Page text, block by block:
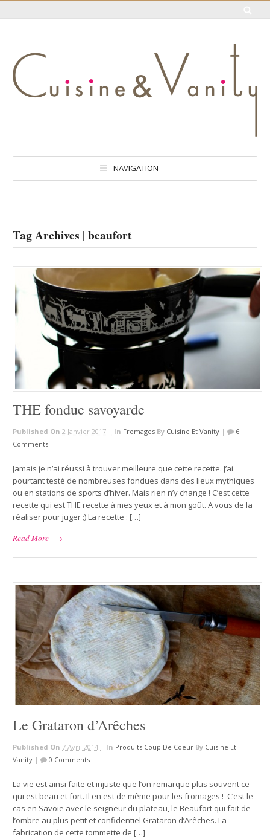
NAVIGATION
Tag Archives | beaufort
THE fondue savoyarde
Published On 2 Janvier 2017 | In Fromages By Cuisine Et Vanity |
6
Comments
Jamais je n’ai réussi à trouver meilleure que cette recette. J’ai
pourtant testé de nombreuses fondues dans des lieux mythiques
ou en stations de sports d’hiver. Mais rien n’y change ! C’est cette
recette qui est THE recette à mes yeux et à mon goût. A vous de la
réaliser pour juger ;) La recette : […]
Read More
→
Le Grataron d’Arêches
Published On 7 Avril 2014 | In Produits Coup De Coeur By Cuisine Et
Vanity | 0 Comments
La vie est ainsi faite et injuste que l’on remarque plus souvent ce
qui est beau et fort. Il en est de même pour les fromages ! C’est le
cas en Savoie avec le seigneur du plateau, le Beaufort qui fait de
l’ombre au plus petit et confidentiel Grataron d’Arêches. La
fabrication de cette tommette de […]